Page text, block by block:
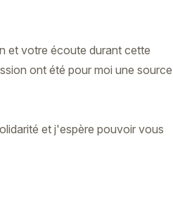
et votre écoute durant cette
ont été pour moi une source
et j'espère pouvoir vous